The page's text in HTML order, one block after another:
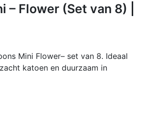
– Flower (Set van 8) |
Mini Flower– set van 8. Ideaal
katoen en duurzaam in